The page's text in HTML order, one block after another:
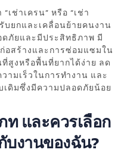
เช่าเครน” หรือ “เช่า
บยกและเคลื่อนย้ายคนงาน
ภัยและมีประสิทธิภาพ มี
อสร้างและการซ่อมแซมใน
สูงหรือพื้นที่ยากได้ง่าย ลด
ามเร็วในการทำงาน และ
ดิมซึ่งมีความปลอดภัยน้อย
ท และควรเลือก
บงานของฉัน?